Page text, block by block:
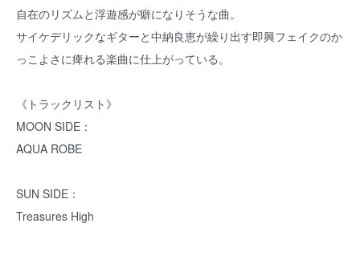
自在のリズムと浮遊感が癖になりそうな曲。
サイケデリックなギターと中納良恵が繰り出す即興フェイクのか
っこよさに痺れる楽曲に仕上がっている。
《トラックリスト》
MOON SIDE：
AQUA ROBE
SUN SIDE：
Treasures High